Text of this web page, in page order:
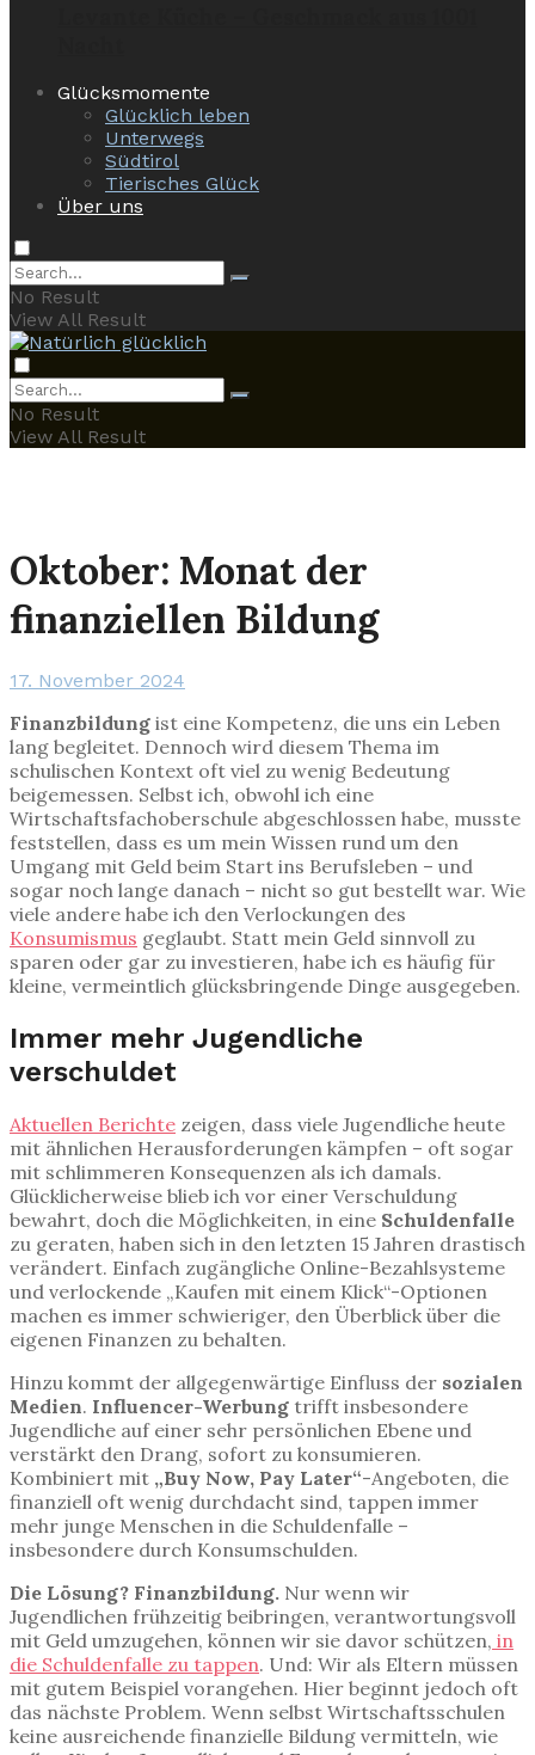
Glücksmomente
Glücklich leben
Unterwegs
Südtirol
Tierisches Glück
Über uns
No Result
View All Result
No Result
View All Result
Oktober: Monat der
finanziellen Bildung
17. November 2024
Finanzbildung ist eine Kompetenz, die uns ein Leben
lang begleitet. Dennoch wird diesem Thema im
schulischen Kontext oft viel zu wenig Bedeutung
beigemessen. Selbst ich, obwohl ich eine
Wirtschaftsfachoberschule abgeschlossen habe, musste
feststellen, dass es um mein Wissen rund um den
Umgang mit Geld beim Start ins Berufsleben – und
sogar noch lange danach – nicht so gut bestellt war. Wie
viele andere habe ich den Verlockungen des
Konsumismus geglaubt. Statt mein Geld sinnvoll zu
sparen oder gar zu investieren, habe ich es häufig für
kleine, vermeintlich glücksbringende Dinge ausgegeben.
Immer mehr Jugendliche
verschuldet
Aktuellen Berichte zeigen, dass viele Jugendliche heute
mit ähnlichen Herausforderungen kämpfen – oft sogar
mit schlimmeren Konsequenzen als ich damals.
Glücklicherweise blieb ich vor einer Verschuldung
bewahrt, doch die Möglichkeiten, in eine Schuldenfalle
zu geraten, haben sich in den letzten 15 Jahren drastisch
verändert. Einfach zugängliche Online-Bezahlsysteme
und verlockende „Kaufen mit einem Klick“-Optionen
machen es immer schwieriger, den Überblick über die
eigenen Finanzen zu behalten.
Hinzu kommt der allgegenwärtige Einfluss der sozialen
Medien. Influencer-Werbung trifft insbesondere
Jugendliche auf einer sehr persönlichen Ebene und
verstärkt den Drang, sofort zu konsumieren.
Kombiniert mit „Buy Now, Pay Later“-Angeboten, die
finanziell oft wenig durchdacht sind, tappen immer
mehr junge Menschen in die Schuldenfalle –
insbesondere durch Konsumschulden.
Die Lösung? Finanzbildung. Nur wenn wir
Jugendlichen frühzeitig beibringen, verantwortungsvoll
mit Geld umzugehen, können wir sie davor schützen, in
die Schuldenfalle zu tappen. Und: Wir als Eltern müssen
mit gutem Beispiel vorangehen. Hier beginnt jedoch oft
das nächste Problem. Wenn selbst Wirtschaftsschulen
keine ausreichende finanzielle Bildung vermitteln, wie